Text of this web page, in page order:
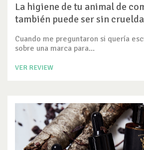
La higiene de tu animal de
también puede ser sin
Cuando me preguntaron si quería
sobre una marca para...
VER REVIEW